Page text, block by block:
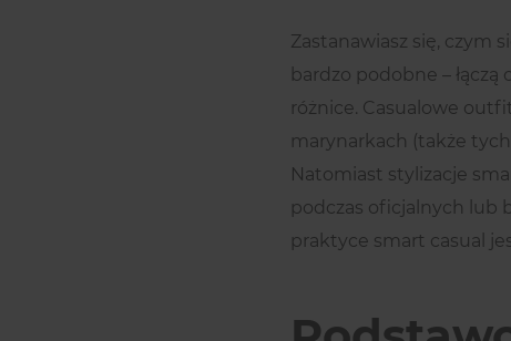
Zastanawiasz się, czym
bardzo podobne –
różnice. Casualowe
marynarkach (także
Natomiast stylizacje
podczas oficjalnych lub
praktyce smart casual